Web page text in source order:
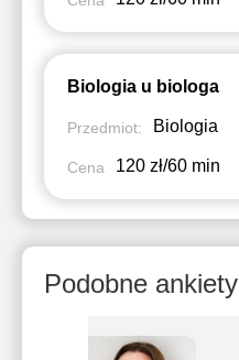
Biologia u biologa
Przedmiot: Biologia
Cena 120 zł/60 min
Podobne ankiety